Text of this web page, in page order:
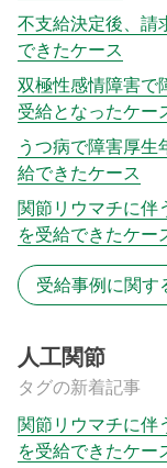
不支給決定後、請
できたケース
双極性感情障害で
受給となったケー
うつ病で障害厚
給できたケース
関節リウマチに伴
を受給できたケー
受給事例に関す
人工関節
タグの新着記事
関節リウマチに伴
を受給できたケー